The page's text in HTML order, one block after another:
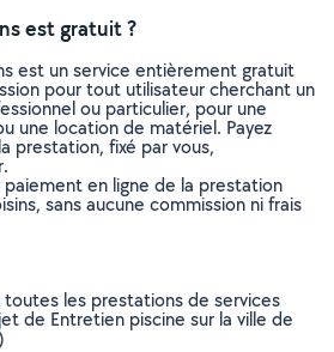
est gratuit ?
est un service entièrement gratuit
pour tout utilisateur cherchant un
ou particulier, pour une
une location de matériel. Payez
prestation, fixé par vous,
paiement en ligne de la prestation
sans aucune commission ni frais
toutes les prestations de services
de Entretien piscine sur la ville de